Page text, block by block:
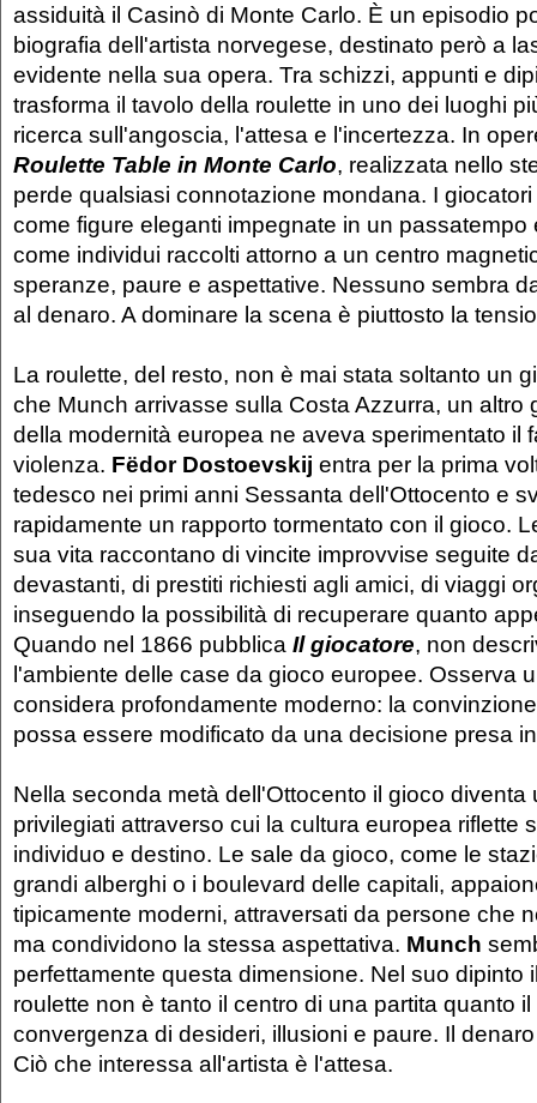
assiduità il Casinò di Monte Carlo. È un episodio
biografia dell'artista norvegese, destinato però a
evidente nella sua opera. Tra schizzi, appunti e
trasforma il tavolo della roulette in uno dei luoghi
ricerca sull'angoscia, l'attesa e l'incertezza. In
Roulette Table in Monte Carlo, realizzata nello
perde qualsiasi connotazione mondana. I
come figure eleganti impegnate in un passatempo
come individui raccolti attorno a un centro
speranze, paure e aspettative. Nessuno sembra
al denaro. A dominare la scena è piuttosto la
La roulette, del resto, non è mai stata soltanto un
che Munch arrivasse sulla Costa Azzurra, un altro
della modernità europea ne aveva sperimentato il
violenza. Fëdor Dostoevskij entra per la prima
tedesco nei primi anni Sessanta dell'Ottocento e
rapidamente un rapporto tormentato con il gioco.
sua vita raccontano di vincite improvvise seguite
devastanti, di prestiti richiesti agli amici, di viaggi
inseguendo la possibilità di recuperare quanto
Quando nel 1866 pubblica Il giocatore, non
l'ambiente delle case da gioco europee. Osserva
considera profondamente moderno: la
possa essere modificato da una decisione presa
Nella seconda metà dell'Ottocento il gioco diventa
privilegiati attraverso cui la cultura europea riflette
individuo e destino. Le sale da gioco, come le
grandi alberghi o i boulevard delle capitali,
tipicamente moderni, attraversati da persone che
ma condividono la stessa aspettativa. Munch
perfettamente questa dimensione. Nel suo dipinto
roulette non è tanto il centro di una partita quanto
convergenza di desideri, illusioni e paure. Il
Ciò che interessa all'artista è l'attesa.